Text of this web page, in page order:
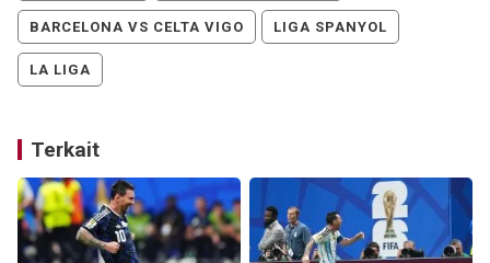
BARCELONA VS CELTA VIGO LIGA SPANYOL
LA LIGA
Terkait